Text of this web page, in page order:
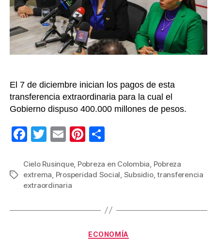
de
El 7 de diciembre inician los pagos de esta
transferencia extraordinaria para la cual el
Gobierno dispuso 400.000 millones de pesos.
F
c
e
o
T
tt
er
E
ail
Pi
er
e
m
p
tir
Etiquetas
Cielo Rusinque, Pobreza en Colombia Pobreza
extrema Prosperidad Social Subsidio,transferencia
extraordinaria
Categorías
ECONOMÍA